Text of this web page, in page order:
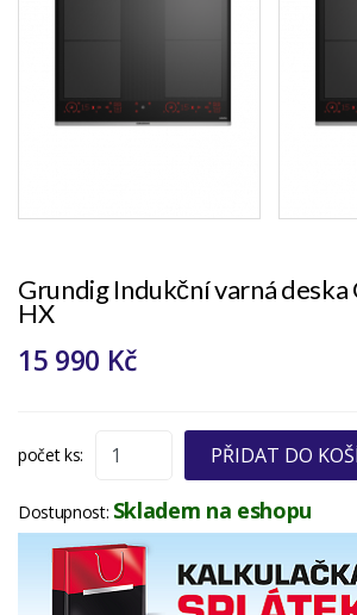
Grundig Indukční varná deska
HX
15 990 Kč
počet ks: PŘIDAT DO
Dostupnost: Skladem na eshopu